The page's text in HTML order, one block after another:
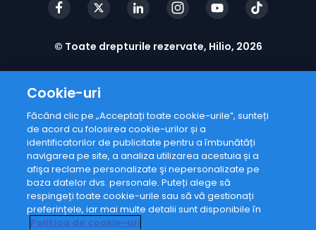
© Toate drepturile rezervate, Hilio, 2026
Cookie-uri
Făcând clic pe „Acceptați toate cookie-urile”, sunteți
de acord cu folosirea cookie-urilor și a
identificatorilor de publicitate pentru a îmbunătăți
navigarea pe site, a analiza utilizarea acestuia și a
afişa reclame personalizate şi nepersonalizate pe
baza datelor dvs. personale. Puteți alege să
respingeți toate cookie-urile sau să vă gestionați
preferințele, iar mai multe detalii sunt disponibile în
Politica de cookie-uri